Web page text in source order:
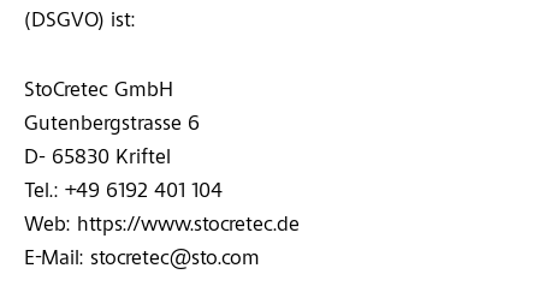
(DSGVO) ist:
StoCretec GmbH
Gutenbergstrasse 6
D- 65830 Kriftel
Tel.: +49 6192 401 104
Web: https://www.stocretec.de
E-Mail: stocretec@sto.com